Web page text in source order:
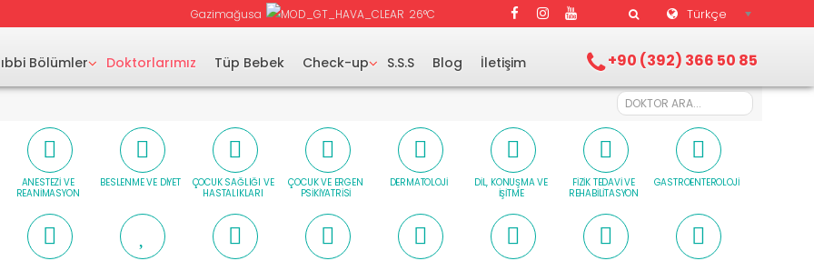
Gazimağusa 26°C Türkçe
+90 (392) 366 50 85
Bölümler Doktorlarımız Tüp Bebek Check-up S.S.S Blog İletişim
ANESTEZI VE
REANIMASYON
BESLENME VE DIYET
ÇOCUK SAĞLIĞI VE
HASTALIKLARI
ÇOCUK VE ERGEN
PSIKIYATRISI
DERMATOLOJI
DIL, KONUŞMA VE
İŞITME
FIZIK TEDAVI VE
REHABILITASYON
GASTROENTEROLOJI